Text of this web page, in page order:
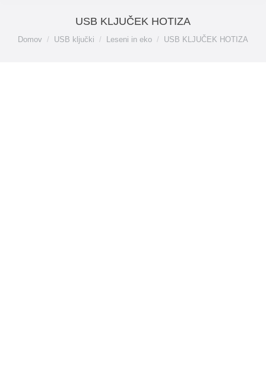
USB KLJUČEK HOTIZA
You are here:
Domov USB ključki Leseni in eko USB KLJUČEK HOTIZA